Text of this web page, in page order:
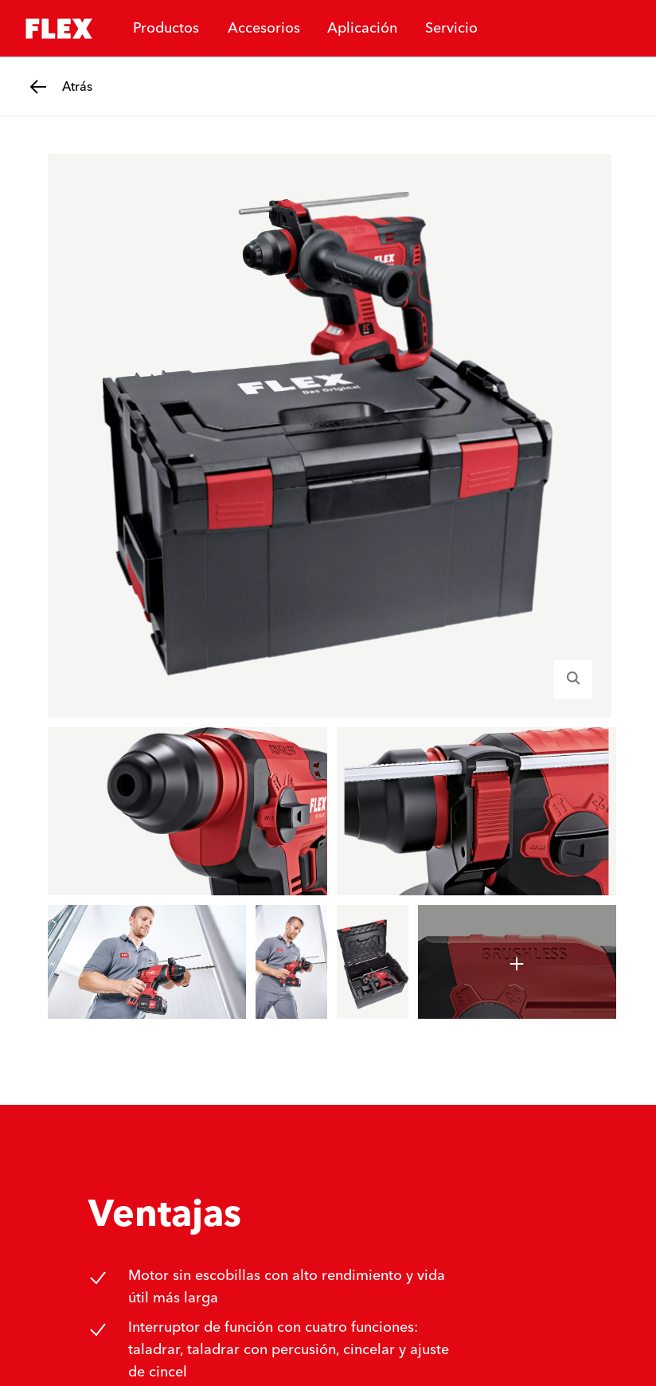
Productos Accesorios Aplicación Servicio
Atrás
Ventajas
Motor sin escobillas con alto rendimiento y vida
útil más larga
Interruptor de función con cuatro funciones:
taladrar, taladrar con percusión, cincelar y ajuste
de cincel